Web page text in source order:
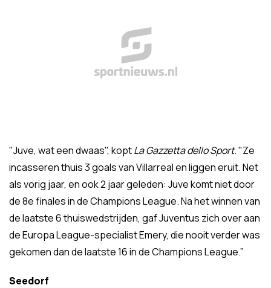
"Juve, wat een dwaas", koptLa Gazzetta dello Sport. "Ze
incasseren thuis 3 goals van Villarreal en liggen eruit. Net
als vorig jaar, en ook 2 jaar geleden: Juve komt niet door
de 8e finales in de Champions League. Na het winnen van
de laatste 6 thuiswedstrijden, gaf Juventus zich over aan
de Europa League-specialist Emery, die nooit verder was
gekomen dan de laatste 16 in de Champions League.”
Seedorf